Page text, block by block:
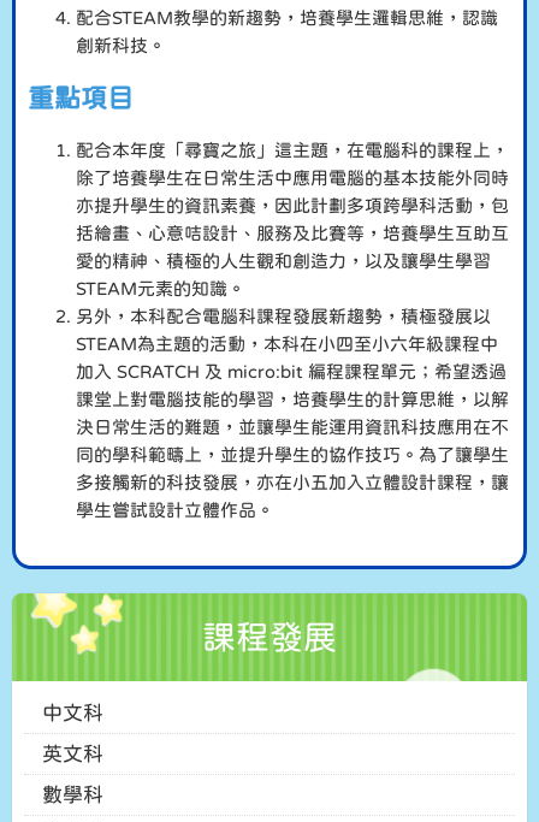
配合STEAM教學的新趨勢，培養學生邏輯思維，認識
創新科技。
重點項目
配合本年度「尋寶之旅」這主題，在電腦科的課程上，
除了培養學生在日常生活中應用電腦的基本技能外同時
亦提升學生的資訊素養，因此計劃多項跨學科活動，包
括繪畫、心意咭設計、服務及比賽等，培養學生互助互
愛的精神、積極的人生觀和創造力，以及讓學生學習
STEAM元素的知識。
另外，本科配合電腦科課程發展新趨勢，積極發展以
STEAM為主題的活動，本科在小四至小六年級課程中
加入 SCRATCH 及 micro:bit 編程課程單元；希望透過
課堂上對電腦技能的學習，培養學生的計算思維，以解
決日常生活的難題，並讓學生能運用資訊科技應用在不
同的學科範疇上，並提升學生的協作技巧。為了讓學生
多接觸新的科技發展，亦在小五加入立體設計課程，讓
學生嘗試設計立體作品。
課程發展
中文科
英文科
數學科